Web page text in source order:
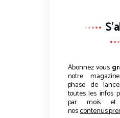
Abonnez vous
notre
phase de
toutes les infos
par mois et
noscontenus